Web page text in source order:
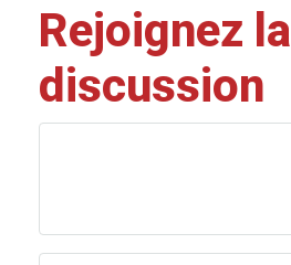
Rejoignez la
discussion